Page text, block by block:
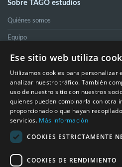
Sobre TAGO estudios
Quiénes somos
Equipo
Estudiantes extranjeros
FAQ
Ese sitio web utiliza
Utilizamos cookies para personalizar
analizar nuestro tráfico. También
uso de nuestro sitio con nuestros
quienes pueden combinarla con otra
proporcionado o que hayan
servicios. Más información
COOKIES ESTRICTAMENTE
COOKIES DE RENDIMIENTO